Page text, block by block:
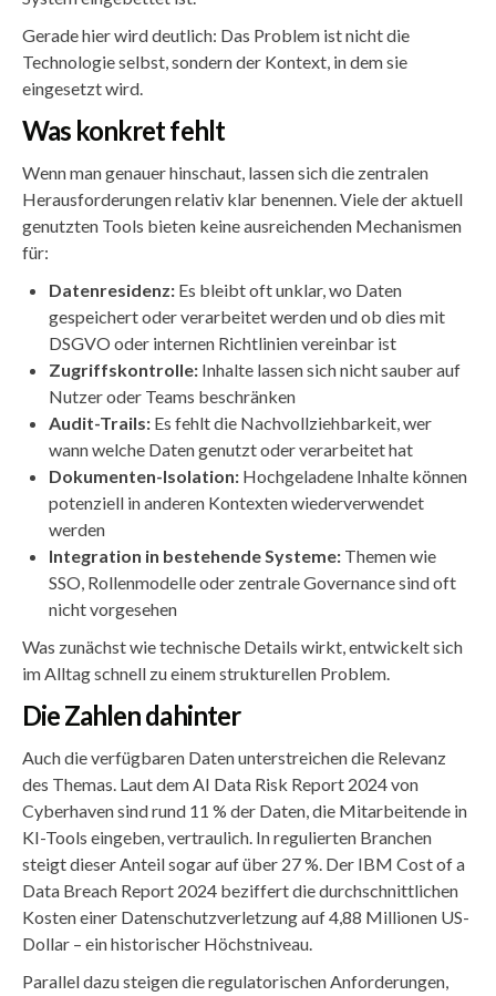
Gerade hier wird deutlich: Das Problem ist nicht die
Technologie selbst, sondern der Kontext, in dem sie
eingesetzt wird.
Was konkret fehlt
Wenn man genauer hinschaut, lassen sich die zentralen
Herausforderungen relativ klar benennen. Viele der aktuell
genutzten Tools bieten keine ausreichenden Mechanismen
für:
Datenresidenz: Es bleibt oft unklar, wo Daten
gespeichert oder verarbeitet werden und ob dies mit
DSGVO oder internen Richtlinien vereinbar ist
Zugriffskontrolle: Inhalte lassen sich nicht sauber auf
Nutzer oder Teams beschränken
Audit-Trails: Es fehlt die Nachvollziehbarkeit, wer
wann welche Daten genutzt oder verarbeitet hat
Dokumenten-Isolation: Hochgeladene Inhalte können
potenziell in anderen Kontexten wiederverwendet
werden
Integration in bestehende Systeme: Themen wie
SSO, Rollenmodelle oder zentrale Governance sind oft
nicht vorgesehen
Was zunächst wie technische Details wirkt, entwickelt sich
im Alltag schnell zu einem strukturellen Problem.
Die Zahlen dahinter
Auch die verfügbaren Daten unterstreichen die Relevanz
des Themas. Laut dem AI Data Risk Report 2024 von
Cyberhaven sind rund 11 % der Daten, die Mitarbeitende in
KI-Tools eingeben, vertraulich. In regulierten Branchen
steigt dieser Anteil sogar auf über 27 %. Der IBM Cost of a
Data Breach Report 2024 beziffert die durchschnittlichen
Kosten einer Datenschutzverletzung auf 4,88 Millionen US-
Dollar – ein historischer Höchstniveau.
Parallel dazu steigen die regulatorischen Anforderungen,